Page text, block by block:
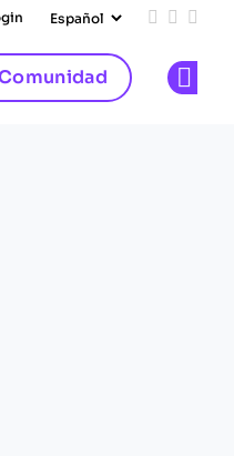
Add us
Follow